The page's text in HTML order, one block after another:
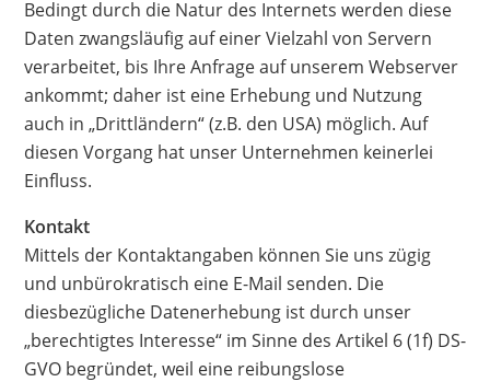
Bedingt durch die Natur des Internets werden diese
Daten zwangsläufig auf einer Vielzahl von Servern
verarbeitet, bis Ihre Anfrage auf unserem Webserver
ankommt; daher ist eine Erhebung und Nutzung
auch in „Drittländern“ (z.B. den USA) möglich. Auf
diesen Vorgang hat unser Unternehmen keinerlei
Einfluss.
Kontakt
Mittels der Kontaktangaben können Sie uns zügig
und unbürokratisch eine E-Mail senden. Die
diesbezügliche Datenerhebung ist durch unser
„berechtigtes Interesse“ im Sinne des Artikel 6 (1f) DS-
GVO begründet, weil eine reibungslose